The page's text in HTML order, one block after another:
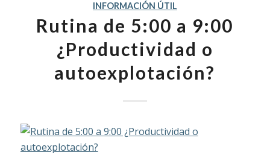
INFORMACIÓN ÚTIL
Rutina de 5:00 a 9:00
¿Productividad o
autoexplotación?